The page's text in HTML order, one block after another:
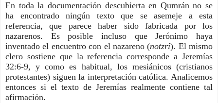
En toda la documentación descubierta en Qumrán no se
ha encontrado ningún texto que se asemeje a esta
referencia, que parece haber sido fabricada por los
nazarenos. Es posible incluso que Jerónimo haya
inventado el encuentro con el nazareno (notzri). El mismo
clero sostiene que la referencia corresponde a Jeremías
32:6-9, y como es habitual, los mesiánicos (cristianos
protestantes) siguen la interpretación católica. Analicemos
entonces si el texto de Jeremías realmente contiene tal
afirmación.